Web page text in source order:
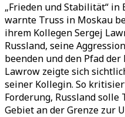
„Frieden und Stabilität“ in
warnte Truss in Moskau
ihrem Kollegen Sergej
Russland, seine
beenden und den Pfad
Lawrow zeigte sich
seiner Kollegin. So
Forderung, Russland
Gebiet an der Grenze zur